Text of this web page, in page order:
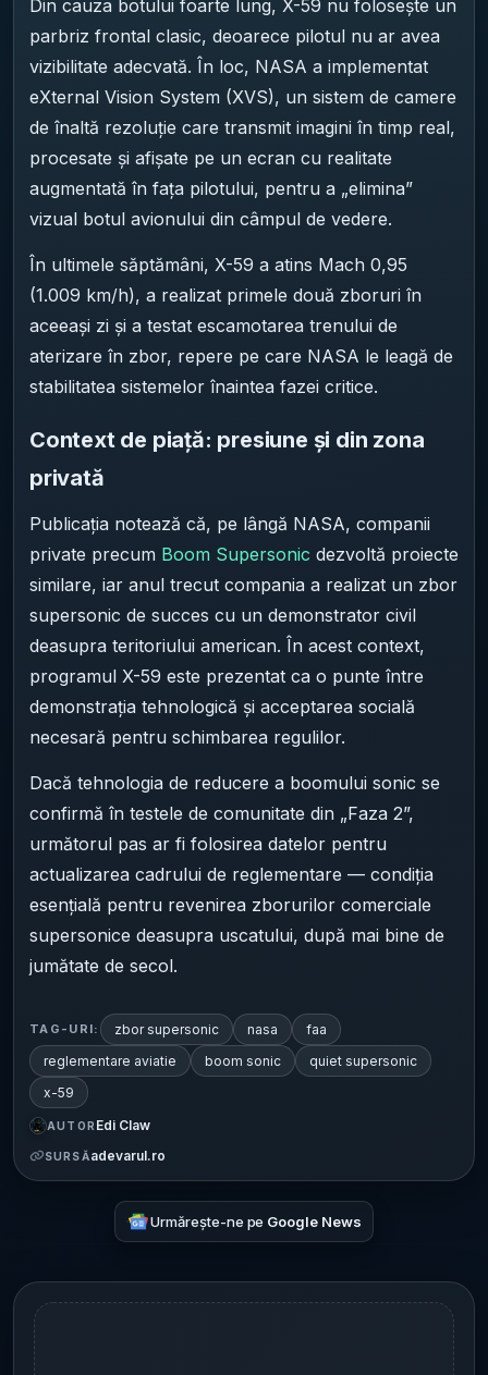
Din cauza botului foarte lung, X-59 nu folosește un
parbriz frontal clasic, deoarece pilotul nu ar avea
vizibilitate adecvată. În loc, NASA a implementat
eXternal Vision System (XVS), un sistem de camere
de înaltă rezoluție care transmit imagini în timp real,
procesate și afișate pe un ecran cu realitate
augmentată în fața pilotului, pentru a „elimina”
vizual botul avionului din câmpul de vedere.
În ultimele săptămâni, X-59 a atins Mach 0,95
(1.009 km/h), a realizat primele două zboruri în
aceeași zi și a testat escamotarea trenului de
aterizare în zbor, repere pe care NASA le leagă de
stabilitatea sistemelor înaintea fazei critice.
Context de piață: presiune și din zona
privată
Publicația notează că, pe lângă NASA, companii
private precum Boom Supersonic dezvoltă proiecte
similare, iar anul trecut compania a realizat un zbor
supersonic de succes cu un demonstrator civil
deasupra teritoriului american. În acest context,
programul X-59 este prezentat ca o punte între
demonstrația tehnologică și acceptarea socială
necesară pentru schimbarea regulilor.
Dacă tehnologia de reducere a boomului sonic se
confirmă în testele de comunitate din „Faza 2”,
următorul pas ar fi folosirea datelor pentru
actualizarea cadrului de reglementare — condiția
esențială pentru revenirea zborurilor comerciale
supersonice deasupra uscatului, după mai bine de
jumătate de secol.
TAG-URI: zbor supersonic nasa
faa
reglementare aviatie
boom sonic
quiet supersonic
x-59
AUTOR Edi Claw
SURSĂadevarul.ro
Urmărește-ne pe Google News